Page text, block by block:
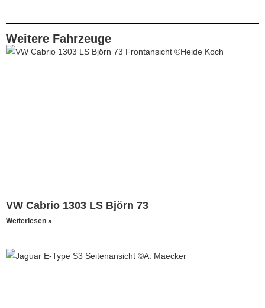
Weitere Fahrzeuge
VW Cabrio 1303 LS Björn 73
Weiterlesen »